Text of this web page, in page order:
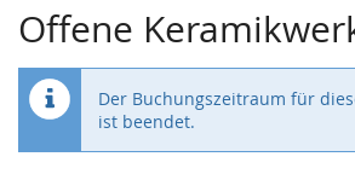
Offene
Der Buchungszeitraum für
ist beendet.